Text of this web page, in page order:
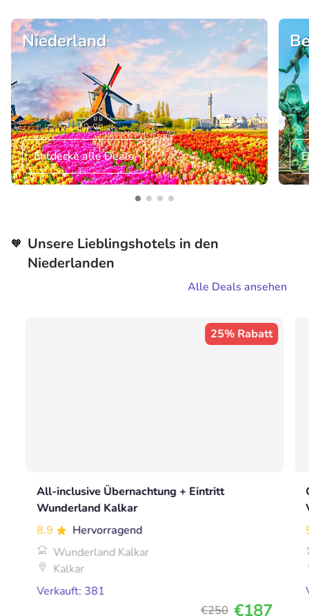
Niederland
Entdecke alle Deals
🧡 Unsere Lieblingshotels in den
Niederlanden
Alle Deals ansehen
25% Rabatt
All-inclusive Übernachtung + Eintritt
Wunderland Kalkar
8.9
Hervorragend
Wunderland Kalkar
Kalkar
Verkauft: 381
€250 €187